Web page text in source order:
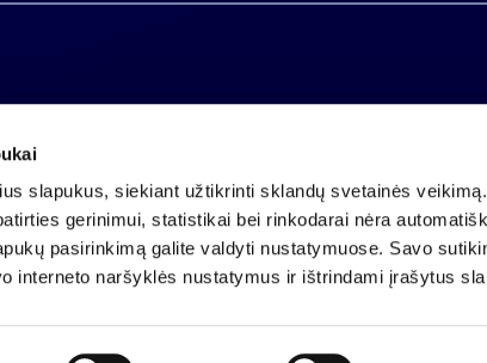
slapukus, siekiant užtikrinti sklandų svetainės
gerinimui, statistikai bei rinkodarai nėra
pasirinkimą galite valdyti nustatymuose. Savo
interneto naršyklės nustatymus ir ištrindami įrašytus
Įmonės kodas 121304349
PVM mokėtojo kodas LT213043414
Įregistruota VĮ Registrų centras
A.s. LT25 4010 0424 0124 2013